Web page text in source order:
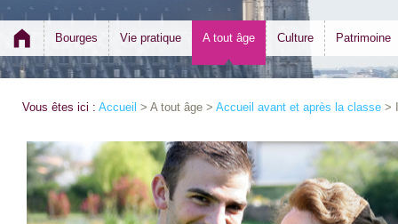
Bourges Vie pratique A tout âge Culture Patrimoine
Vous êtes ici : Accueil > A tout âge > Accueil avant et après la classe >